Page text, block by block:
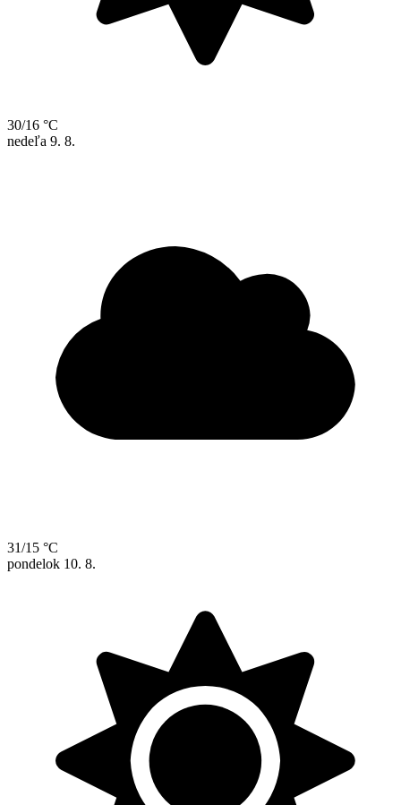
30/16 °C
nedeľa 9. 8.
31/15 °C
pondelok 10. 8.